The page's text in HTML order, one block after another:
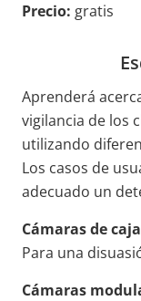
Precio: gratis
Aprenderá
vigilancia de los
utilizando
Los casos de
adecuado un
Cámaras de
Para una
Cámaras